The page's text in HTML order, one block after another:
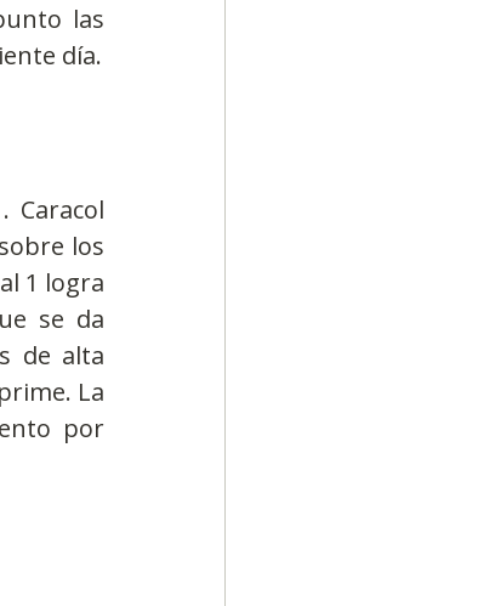
las
Caracol
los
1 logra
se da
de alta
La
por